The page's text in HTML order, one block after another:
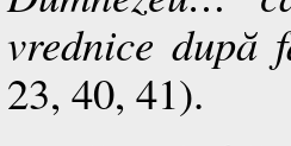
vrednice după
23, 40, 41).